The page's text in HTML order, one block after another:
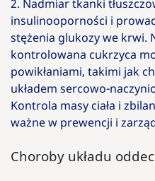
2. Nadmiar tkanki
insulinooporności i
stężenia glukozy we krwi.
kontrolowana cukrzyca
powikłaniami, takimi jak
układem sercowo-
Kontrola masy ciała i
ważne w prewencji i
Choroby układu